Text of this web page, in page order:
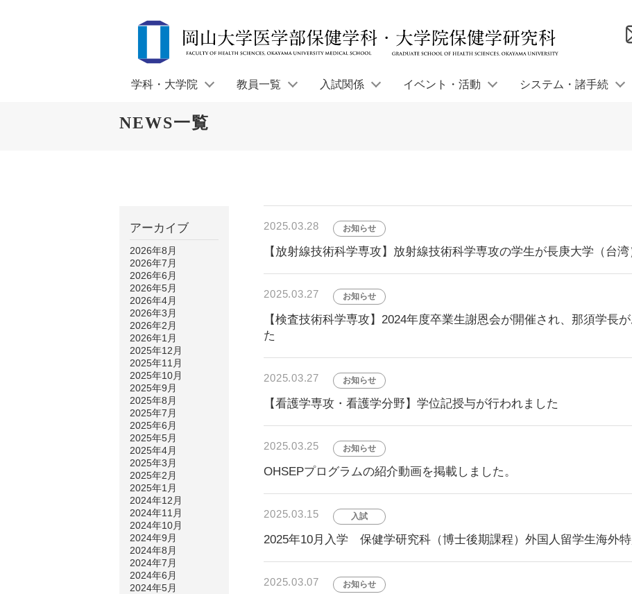
学科・大学院 教員一覧 入試関係 イベント・活動 システム・諸手続
NEWS一覧
アーカイブ
2026年8月
2026年7月
2026年6月
2026年5月
2026年4月
2026年3月
2026年2月
2026年1月
2025年12月
2025年11月
2025年10月
2025年9月
2025年8月
2025年7月
2025年6月
2025年5月
2025年4月
2025年3月
2025年2月
2025年1月
2024年12月
2024年11月
2024年10月
2024年9月
2024年8月
2024年7月
2024年6月
2024年5月
2025.03.28 お知らせ
【放射線技術科学専攻】放射線技術科学専攻の学生が長庚大学（台
2025.03.27 お知らせ
【検査技術科学専攻】2024年度卒業生謝恩会が開催され、那須学長
た
2025.03.27 お知らせ
【看護学専攻・看護学分野】学位記授与が行われました
2025.03.25 お知らせ
OHSEPプログラムの紹介動画を掲載しました。
2025.03.15 入試
2025年10月入学 保健学研究科（博士後期課程）外国人留学生海外
2025.03.07 お知らせ